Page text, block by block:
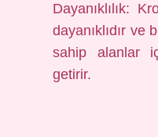
Dayanıklılık:
dayanıklıdır ve
sahip alanlar
getirir.